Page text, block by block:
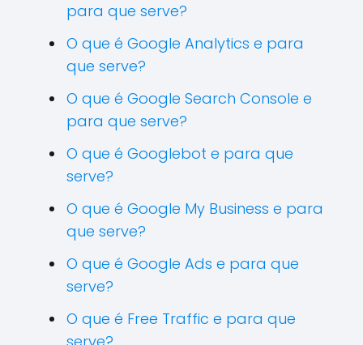
para que serve?
O que é Google Analytics e para
que serve?
O que é Google Search Console e
para que serve?
O que é Googlebot e para que
serve?
O que é Google My Business e para
que serve?
O que é Google Ads e para que
serve?
O que é Free Traffic e para que